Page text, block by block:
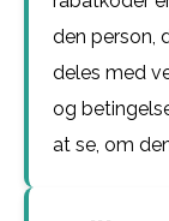
den person,
deles med
og
at se, om